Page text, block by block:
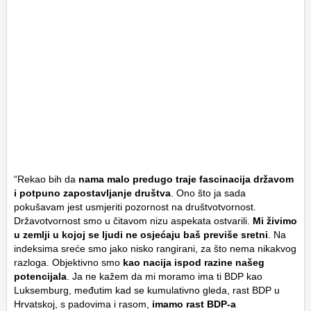
“Rekao bih da nama malo predugo traje fascinacija državom
i potpuno zapostavljanje društva. Ono što ja sada
pokušavam jest usmjeriti pozornost na društvotvornost.
Državotvornost smo u čitavom nizu aspekata ostvarili. Mi živimo
u zemlji u kojoj se ljudi ne osjećaju baš previše sretni. Na
indeksima sreće smo jako nisko rangirani, za što nema nikakvog
razloga. Objektivno smo kao nacija ispod razine našeg
potencijala. Ja ne kažem da mi moramo ima ti BDP kao
Luksemburg, međutim kad se kumulativno gleda, rast BDP u
Hrvatskoj, s padovima i rasom, imamo rast BDP-a